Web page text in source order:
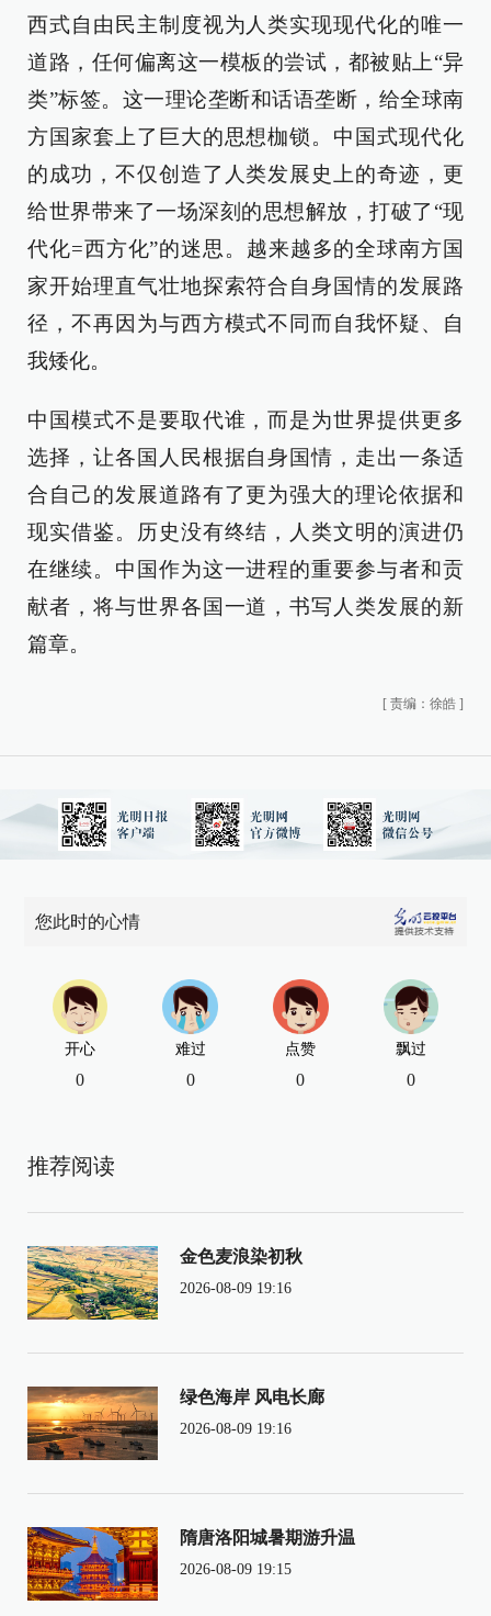
西式自由民主制度视为人类实现现代化的唯一
道路，任何偏离这一模板的尝试，都被贴上“异
类”标签。这一理论垄断和话语垄断，给全球南
方国家套上了巨大的思想枷锁。中国式现代化
的成功，不仅创造了人类发展史上的奇迹，更
给世界带来了一场深刻的思想解放，打破了“现
代化=西方化”的迷思。越来越多的全球南方国
家开始理直气壮地探索符合自身国情的发展路
径，不再因为与西方模式不同而自我怀疑、自
我矮化。
中国模式不是要取代谁，而是为世界提供更多
选择，让各国人民根据自身国情，走出一条适
合自己的发展道路有了更为强大的理论依据和
现实借鉴。历史没有终结，人类文明的演进仍
在继续。中国作为这一进程的重要参与者和贡
献者，将与世界各国一道，书写人类发展的新
篇章。
[ 责编：徐皓 ]
您此时的心情
开心
0
难过
0
点赞
0
飘过
0
推荐阅读
金色麦浪染初秋
2026-08-09 19:16
绿色海岸 风电长廊
2026-08-09 19:16
隋唐洛阳城暑期游升温
2026-08-09 19:15